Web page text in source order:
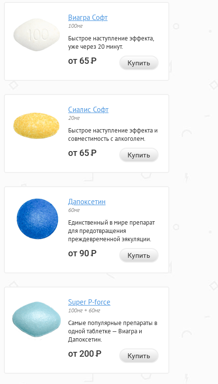
Виагра Софт
100мг
Быстрое наступление эффекта,
уже через 20 минут.
от 65Р Купить
Сиалис Софт
20мг
Быстрое наступление эффекта и
совместимость с алкоголем.
от 65Р Купить
Дапоксетин
60мг
Единственный в мире препарат
для предотвращения
преждевременной эякуляции.
от 90Р Купить
Super P-force
100мг + 60мг
Самые популярные препараты в
одной таблетке — Виагра и
Дапоксетин.
от 200Р Купить